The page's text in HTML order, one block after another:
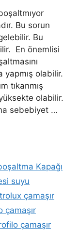
Bu sorun
Bu
En önemlisi
yapmış olabilir.
tıkanmış
olabilir.
sebebiyet …
Kapağı
suyu
çamaşır
çamaşır
çamaşır